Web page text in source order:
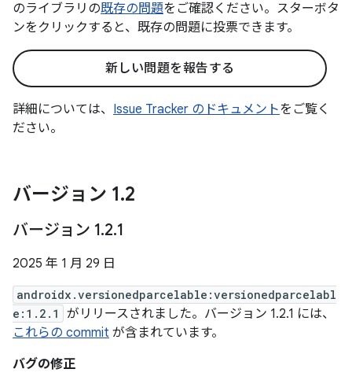
のライブラリの既存の問題をご確認ください。スターボタ
ンをクリックすると、既存の問題に投票できます。
新しい問題を報告する
詳細については、 Issue Tracker のドキュメントをご覧く
ださい。
バージョン 1.2
バージョン 1.2.1
2025 年 1 月 29 日
androidx.versionedparcelable:versionedparcelabl
e:1.2.1
がリリースされました。バージョン 1.2.1 には、
これらの commit が含まれています。
バグの修正